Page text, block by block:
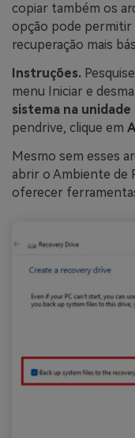
copiar também os
opção pode permitir
recuperação mais
Instruções.
menu Iniciar e
sistema na
pendrive, clique em
Mesmo sem esses
abrir o Ambiente de
oferecer